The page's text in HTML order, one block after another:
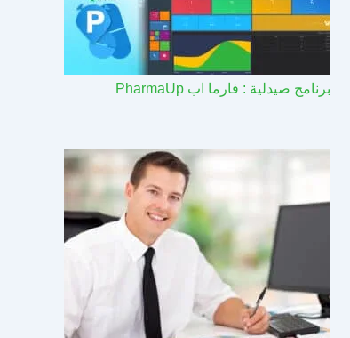
برنامج صيدلية : فارما اب PharmaUp​